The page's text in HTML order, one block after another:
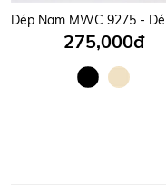
275,000đ